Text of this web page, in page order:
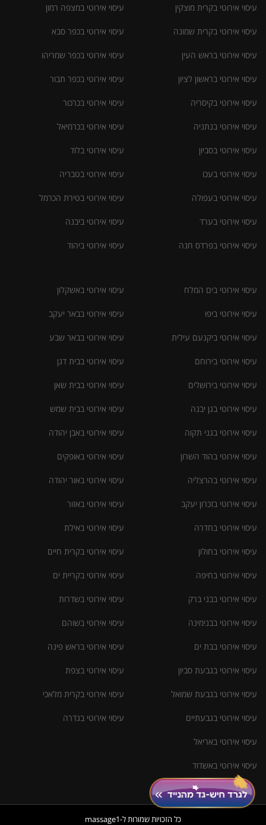
עיסוי אירוטי בקרית מוצקין
עיסוי אירוטי בקרית שמונה
עיסוי אירוטי בראש העין
עיסוי אירוטי בראשון לציון
עיסוי אירוטי בקיסריה
עיסוי אירוטי בנתניה
עיסוי אירוטי בסביון
עיסוי אירוטי בעכו
עיסוי אירוטי בעפולה
עיסוי אירוטי בערד
עיסוי אירוטי בפרדס חנה
עיסוי אירוטי במצפה רמון
עיסוי אירוטי בכפר סבא
עיסוי אירוטי בכפר שמריהו
עיסוי אירוטי בכפר תבור
עיסוי אירוטי בכרכור
עיסוי אירוטי בכרמיאל
עיסוי אירוטי בלוד
עיסוי אירוטי בטבריה
עיסוי אירוטי בטירת הכרמל
עיסוי אירוטי ביבנה
עיסוי אירוטי ביהוד
עיסוי אירוטי בים המלח
עיסוי אירוטי ביפו
עיסוי אירוטי ביקנעם עילית
עיסוי אירוטי בירוחם
עיסוי אירוטי בירושלים
עיסוי אירוטי בגן יבנה
עיסוי אירוטי בגני תקוה
עיסוי אירוטי בהוד השרון
עיסוי אירוטי בהרצליה
עיסוי אירוטי בזכרון יעקב
עיסוי אירוטי בחדרה
עיסוי אירוטי בחולון
עיסוי אירוטי בחיפה
עיסוי אירוטי בבני ברק
עיסוי אירוטי בבנימינה
עיסוי אירוטי בבת ים
עיסוי אירוטי בגבעת סביון
עיסוי אירוטי בגבעת שמואל
עיסוי אירוטי בגבעתיים
עיסוי אירוטי באריאל
עיסוי אירוטי באשדוד
עיסוי אירוטי באשקלון
עיסוי אירוטי בבאר יעקב
עיסוי אירוטי בבאר שבע
עיסוי אירוטי בבית דגן
עיסוי אירוטי בבית שאן
עיסוי אירוטי בבית שמש
עיסוי אירוטי באבן יהודה
עיסוי אירוטי באופקים
עיסוי אירוטי באור יהודה
עיסוי אירוטי באזור
עיסוי אירוטי באילת
עיסוי אירוטי בקרית חיים
עיסוי אירוטי בקריית ים
עיסוי אירוטי בשדרות
עיסוי אירוטי בשוהם
עיסוי אירוטי בראש פינה
עיסוי אירוטי בצפת
עיסוי אירוטי בקרית מלאכי
עיסוי אירוטי בגדרה
כל הזכויות שמורות ל-massage1